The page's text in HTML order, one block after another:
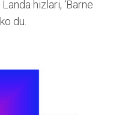
hizlari, ‘Barne
du.